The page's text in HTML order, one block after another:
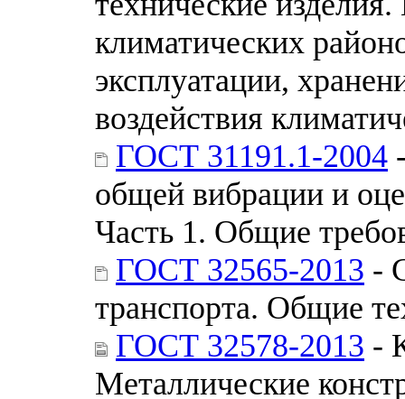
климатических
эксплуатации,
воздействия
ГОСТ 31191.1-2004
общей вибрации и
Часть 1. Общие
ГОСТ 32565-2013 -
транспорта. Общие
ГОСТ 32578-2013 -
Металлические